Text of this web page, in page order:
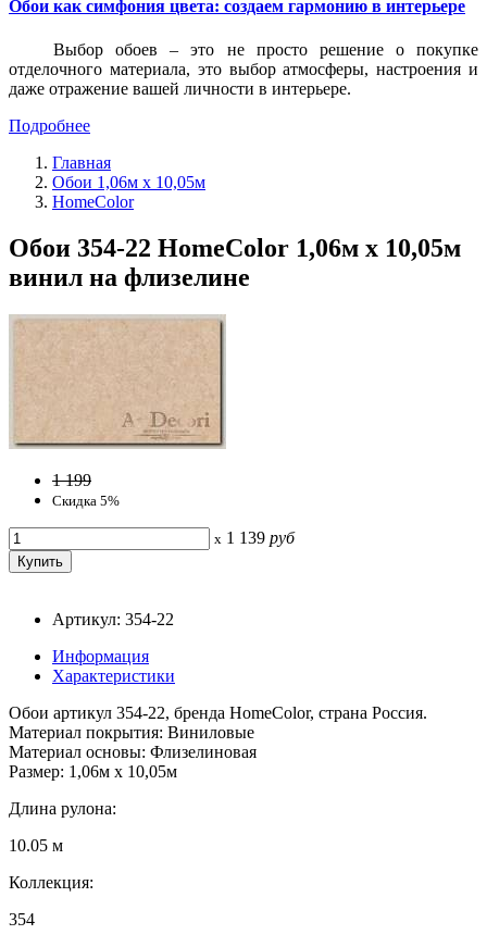
Обои как симфония цвета: создаем гармонию в интерьере
Выбор обоев – это не просто решение о покупке
отделочного материала, это выбор атмосферы, настроения и
даже отражение вашей личности в интерьере.
Подробнее
Главная
Обои 1,06м х 10,05м
HomeColor
Обои 354-22 HomeColor 1,06м х 10,05м
винил на флизелине
1 199
Скидка 5%
x 1 139 руб
Артикул: 354-22
Информация
Характеристики
Обои артикул 354-22, бренда HomeColor, страна Россия.
Материал покрытия: Виниловые
Материал основы: Флизелиновая
Размер: 1,06м х 10,05м
Длина рулона:
10.05 м
Коллекция:
354